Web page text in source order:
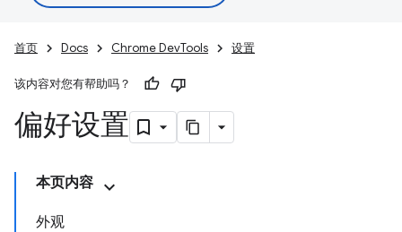
首页 Docs Chrome DevTools 设置
该内容对您有帮助吗？
偏好设置
本页内容
外观